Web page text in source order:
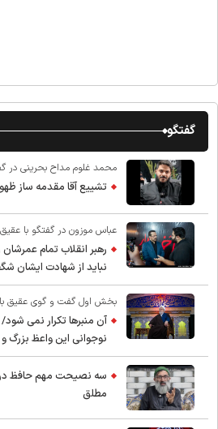
گفتگو
محمد غلوم مداح بحرینی در
تشییع آقا مقدمه ساز
عباس موزون در گفتگو با عقیق:
رهبر انقلاب تمام عمرشان
نباید از شهادت ایشان
بخش اول گفت و گوی عقیق با
آن منبرها تکرار نمی شود/
نوجوانی این واعظ بزرگ
اسلام
سه نصیحت مهم حافظ در
مطلق